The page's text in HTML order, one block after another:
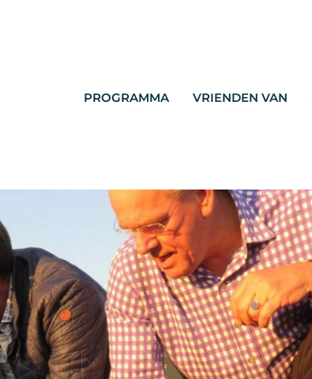
PROGRAMMA VRIENDEN VAN